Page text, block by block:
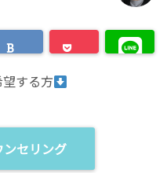
する方
セリング